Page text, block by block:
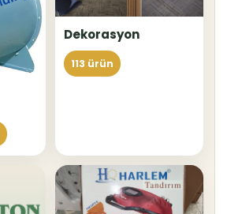
Dekorasyon
113 ürün